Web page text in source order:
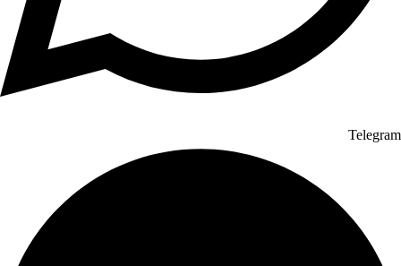
برای پاک کردن آلودگی از سطح کابینت چوبی می‌توانید از محلول رقیق سرکه
سفید و آب یا مایع ظرفشویی و آب استفاده کنید. این محلول‌ها به رنگ کابینت
آسیب نمی‌زنند و ظاهر زیبای آن را خراب نمی‌کنند.
این نوع کابینت بسیار گران است، زیرا از چوب خالص برای ساخت آن استفاده
می‌شود. این کابینت از جذاب‌ترین و زیباترین کابینت آشپزخانه محسوب می‌شود
و در ساخت آن از چوب‌های اصلی همچون چوب گردو، بلوط، افرا، صنوبر و کاج
استفاده می‌شود. کابینت چوبی برای کسانی مناسب است که خواهان ایجاد
سبک کلاسیک یا روستیک برای خانه خود هستند. بعد از ساخت کابینت آشپزخانه
Telegram